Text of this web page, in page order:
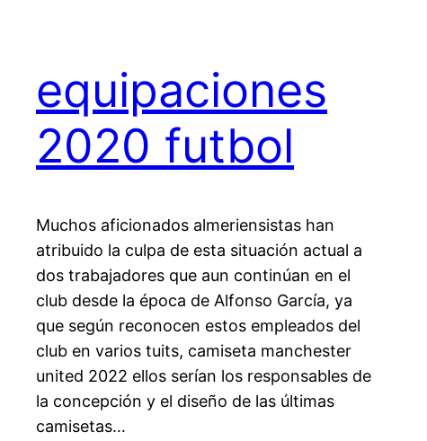
equipaciones
2020 futbol
Muchos aficionados almeriensistas han
atribuido la culpa de esta situación actual a
dos trabajadores que aun continúan en el
club desde la época de Alfonso García, ya
que según reconocen estos empleados del
club en varios tuits, camiseta manchester
united 2022 ellos serían los responsables de
la concepción y el diseño de las últimas
camisetas…